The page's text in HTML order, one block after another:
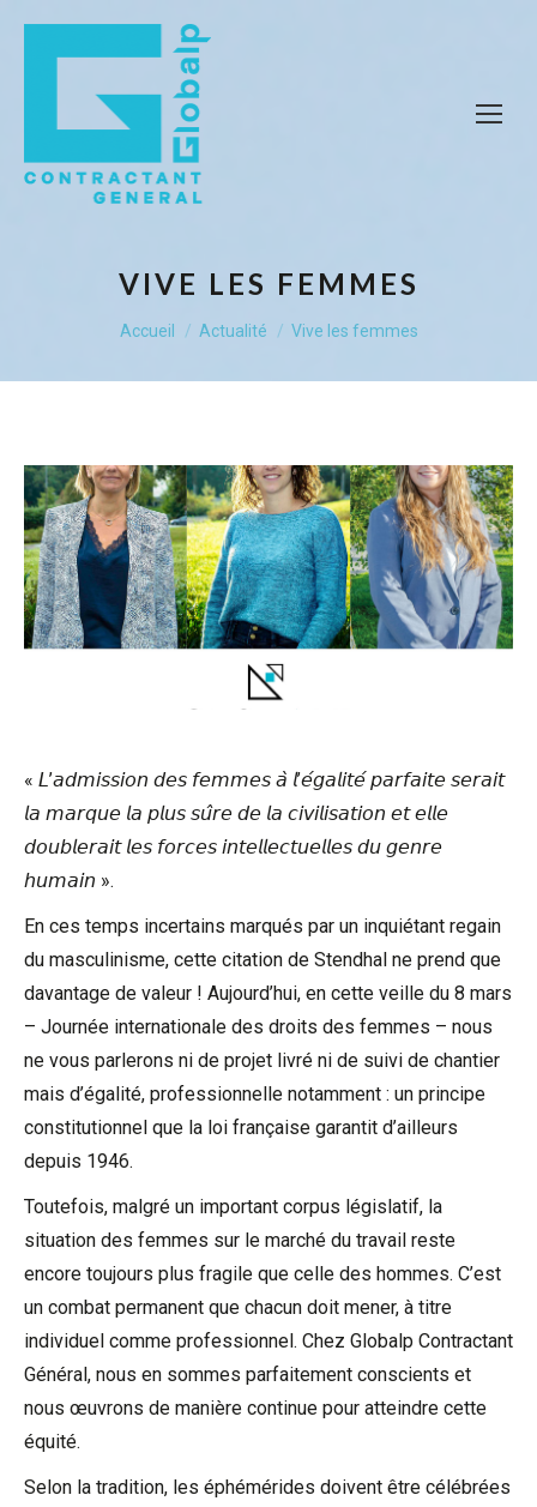
VIVE LES FEMMES
Vous êtes ici :
Accueil Actualité Vive les femmes
« 𝘓’𝘢𝘥𝘮𝘪𝘴𝘴𝘪𝘰𝘯 𝘥𝘦𝘴 𝘧𝘦𝘮𝘮𝘦𝘴 𝘢̀ 𝘭’𝘦́𝘨𝘢𝘭𝘪𝘵𝘦́ 𝘱𝘢𝘳𝘧𝘢𝘪𝘵𝘦 𝘴𝘦𝘳𝘢𝘪𝘵
𝘭𝘢 𝘮𝘢𝘳𝘲𝘶𝘦 𝘭𝘢 𝘱𝘭𝘶𝘴 𝘴𝘶̂𝘳𝘦 𝘥𝘦 𝘭𝘢 𝘤𝘪𝘷𝘪𝘭𝘪𝘴𝘢𝘵𝘪𝘰𝘯 𝘦𝘵 𝘦𝘭𝘭𝘦
𝘥𝘰𝘶𝘣𝘭𝘦𝘳𝘢𝘪𝘵 𝘭𝘦𝘴 𝘧𝘰𝘳𝘤𝘦𝘴 𝘪𝘯𝘵𝘦𝘭𝘭𝘦𝘤𝘵𝘶𝘦𝘭𝘭𝘦𝘴 𝘥𝘶 𝘨𝘦𝘯𝘳𝘦
𝘩𝘶𝘮𝘢𝘪𝘯 ».
En ces temps incertains marqués par un inquiétant regain
du masculinisme, cette citation de Stendhal ne prend que
davantage de valeur ! Aujourd’hui, en cette veille du 8 mars
– Journée internationale des droits des femmes – nous
ne vous parlerons ni de projet livré ni de suivi de chantier
mais d’égalité, professionnelle notamment : un principe
constitutionnel que la loi française garantit d’ailleurs
depuis 1946.
Toutefois, malgré un important corpus législatif, la
situation des femmes sur le marché du travail reste
encore toujours plus fragile que celle des hommes. C’est
un combat permanent que chacun doit mener, à titre
individuel comme professionnel. Chez Globalp Contractant
Général, nous en sommes parfaitement conscients et
nous œuvrons de manière continue pour atteindre cette
équité.
Selon la tradition, les éphémérides doivent être célébrées